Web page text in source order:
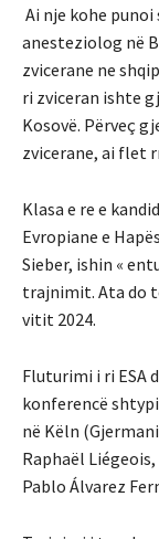
Ai nje kohe
anesteziolog në
zvicerane ne
ri zviceran ishte
Kosovë. Përveç
zvicerane, ai flet
Klasa e re e
Evropiane e
Sieber, ishin «
trajnimit. Ata do
vitit 2024.
Fluturimi i ri ESA
konferencë
në Këln
Raphaël
Pablo Álvarez